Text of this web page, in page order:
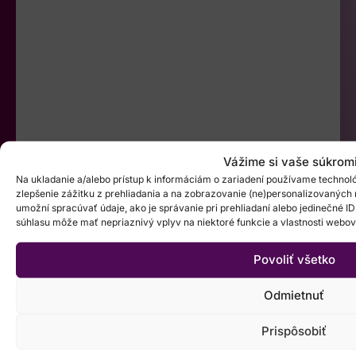
Vážime si vaše
Na ukladanie a/alebo prístup k informáciám o zariadení používame
zlepšenie zážitku z prehliadania a na zobrazovanie
umožní spracúvať údaje, ako je správanie pri prehliadaní alebo jedinečné
súhlasu môže mať nepriaznivý vplyv na niektoré funkcie a vlastnosti
Povoliť všetko
Odmietnuť
Prispôsobiť